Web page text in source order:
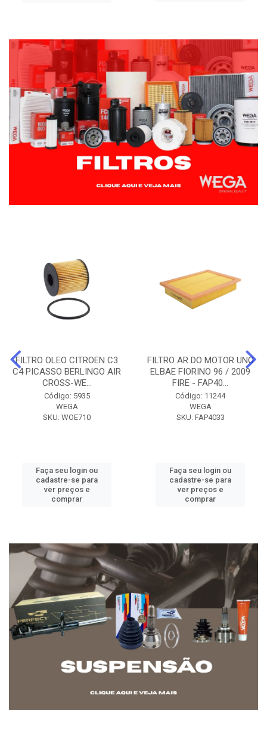
FILTRO OLEO CITROEN C3
C4 PICASSO BERLINGO AIR
CROSS-WE...
Código: 5935
WEGA
SKU: WOE710
Faça seu login ou
cadastre-se para
ver preços e
comprar
FILTRO AR DO MOTOR UNO
ELBAE FIORINO 96 / 2009
FIRE - FAP40...
Código: 11244
WEGA
SKU: FAP4033
Faça seu login ou
cadastre-se para
ver preços e
comprar